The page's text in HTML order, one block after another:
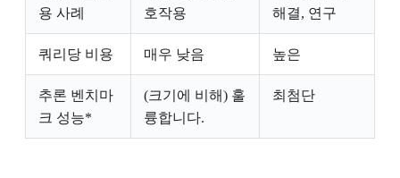
용 사례
호작용
해결, 연구
쿼리당 비용 매우 낮음 높은
추론 벤치마
크 성능*
(크기에 비해) 훌
륭합니다.
최첨단